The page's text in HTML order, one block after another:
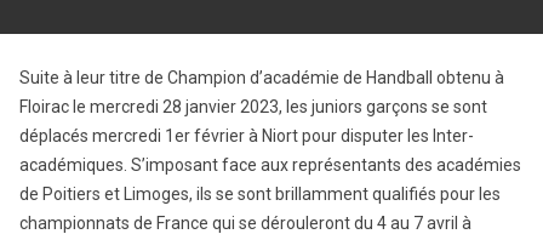
Suite à leur titre de Champion d’académie de Handball obtenu à
Floirac le mercredi 28 janvier 2023, les juniors garçons se sont
déplacés mercredi 1er février à Niort pour disputer les Inter-
académiques. S’imposant face aux représentants des académies
de Poitiers et Limoges, ils se sont brillamment qualifiés pour les
championnats de France qui se dérouleront du 4 au 7 avril à